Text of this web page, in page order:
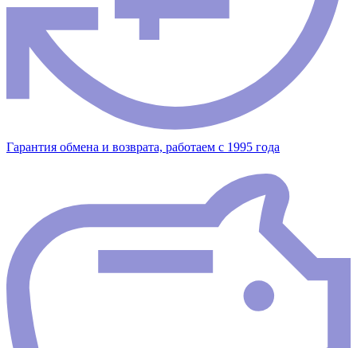
Гарантия обмена и возврата, работаем с 1995 года